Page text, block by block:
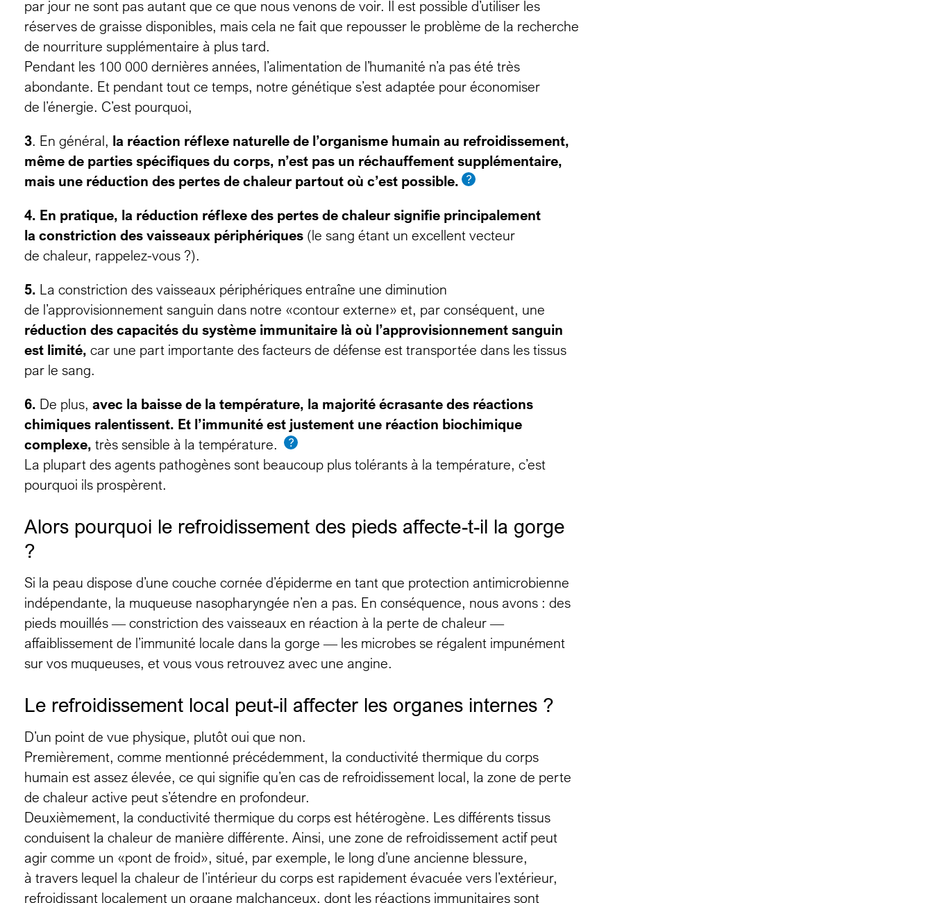
par jour ne sont pas autant que ce que nous venons de voir. Il est possible d’utiliser les
réserves de graisse disponibles, mais cela ne fait que repousser le problème de la recherche
de nourriture supplémentaire à plus tard.
Pendant les 100 000 dernières années, l’alimentation de l’humanité n’a pas été très
abondante. Et pendant tout ce temps, notre génétique s’est adaptée pour économiser
de l’énergie. C’est pourquoi,
3. En général, la réaction réflexe naturelle de l’organisme humain au refroidissement,
même de parties spécifiques du corps, n’est pas un réchauffement supplémentaire,
mais une réduction des pertes de chaleur partout où c’est possible.
4. En pratique, la réduction réflexe des pertes de chaleur signifie principalement
la constriction des vaisseaux périphériques (le sang étant un excellent vecteur
de chaleur, rappelez-vous ?).
5. La constriction des vaisseaux périphériques entraîne une diminution
de l’approvisionnement sanguin dans notre «contour externe» et, par conséquent, une
réduction des capacités du système immunitaire là où l’approvisionnement sanguin
est limité, car une part importante des facteurs de défense est transportée dans les tissus
par le sang.
6. De plus, avec la baisse de la température, la majorité écrasante des réactions
chimiques ralentissent. Et l’immunité est justement une réaction biochimique
complexe, très sensible à la température.
La plupart des agents pathogènes sont beaucoup plus tolérants à la température, c’est
pourquoi ils prospèrent.
Alors pourquoi le refroidissement des pieds affecte-t-il la gorge
?
Si la peau dispose d’une couche cornée d’épiderme en tant que protection antimicrobienne
indépendante, la muqueuse nasopharyngée n’en a pas. En conséquence, nous avons : des
pieds mouillés — constriction des vaisseaux en réaction à la perte de chaleur —
affaiblissement de l’immunité locale dans la gorge — les microbes se régalent impunément
sur vos muqueuses, et vous vous retrouvez avec une angine.
Le refroidissement local peut-il affecter les organes internes ?
D’un point de vue physique, plutôt oui que non.
Premièrement, comme mentionné précédemment, la conductivité thermique du corps
humain est assez élevée, ce qui signifie qu’en cas de refroidissement local, la zone de perte
de chaleur active peut s’étendre en profondeur.
Deuxièmement, la conductivité thermique du corps est hétérogène. Les différents tissus
conduisent la chaleur de manière différente. Ainsi, une zone de refroidissement actif peut
agir comme un «pont de froid», situé, par exemple, le long d’une ancienne blessure,
à travers lequel la chaleur de l’intérieur du corps est rapidement évacuée vers l’extérieur,
refroidissant localement un organe malchanceux, dont les réactions immunitaires sont